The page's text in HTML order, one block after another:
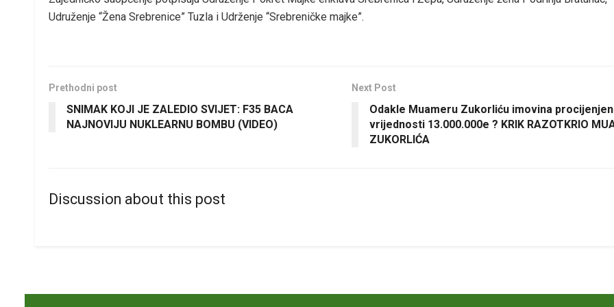
Udruženje “Žena Srebrenice” Tuzla i Udrženje “Srebreničke majke”.
Prethodni post
SNIMAK KOJI JE ZALEDIO SVIJET: F35 BACA
NAJNOVIJU NUKLEARNU BOMBU (VIDEO)
Next Post
Odakle Muameru Zukorliću imovina
vrijednosti 13.000.000e ? KRIK RAZOTKRIO
ZUKORLIĆA
Discussion about this post